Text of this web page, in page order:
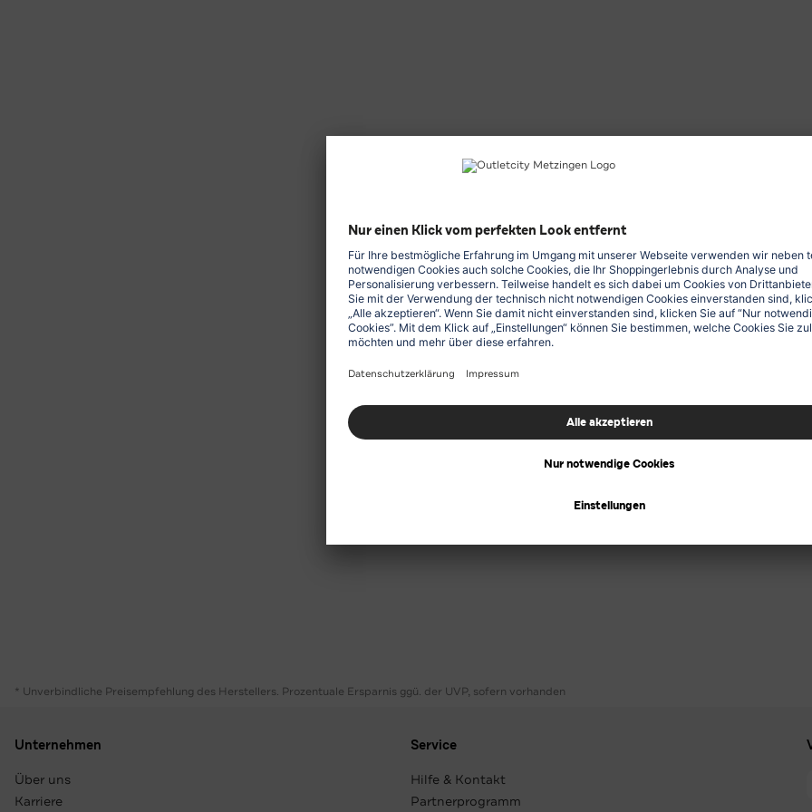
* Unverbindliche Preisempfehlung des Herstellers. Prozentuale Ersparnis ggü. der UVP, sofern vorhanden
Unternehmen
Über uns
Karriere
Service
Hilfe & Kontakt
Partnerprogramm